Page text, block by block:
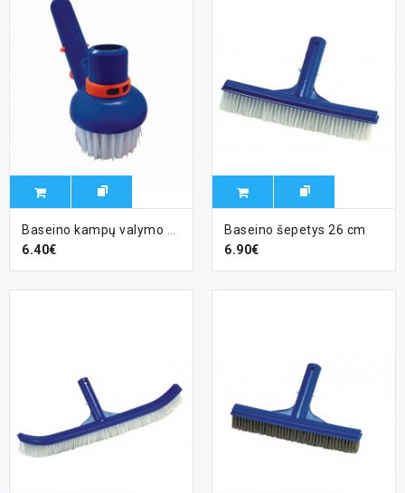
Baseino kampų valymo šepetys 2002
6.40€
Baseino šepetys 26 cm
6.90€